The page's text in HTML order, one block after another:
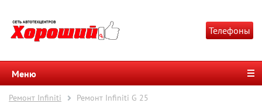
Телефоны
Меню
Ремонт Infiniti Ремонт Infiniti G 25